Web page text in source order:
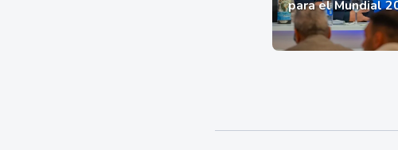
para el Mundial